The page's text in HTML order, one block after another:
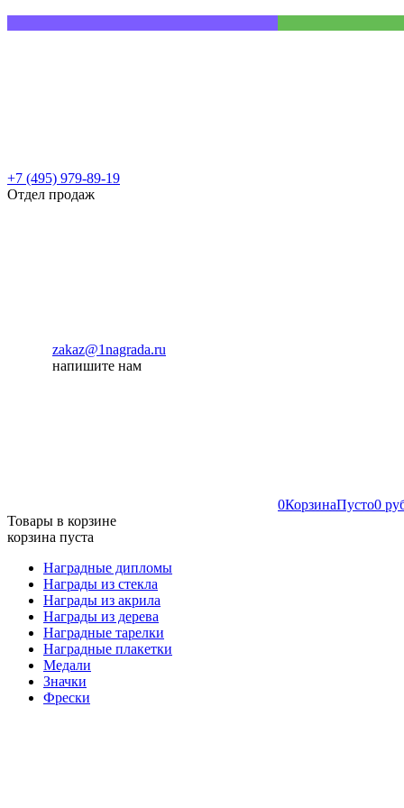
+7 (495) 979-89-19
Отдел продаж
zakaz@1nagrada.ru
напишите нам
0КорзинаПусто0
Товары в корзине
корзина пуста
Наградные дипломы
Награды из стекла
Награды из акрила
Награды из дерева
Наградные тарелки
Наградные плакетки
Медали
Значки
Фрески